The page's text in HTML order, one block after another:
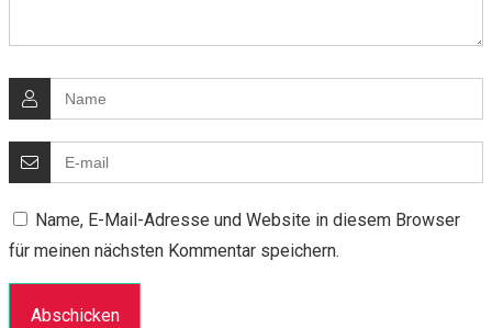
Name, E-Mail-Adresse und Website in diesem Browser
für meinen nächsten Kommentar speichern.